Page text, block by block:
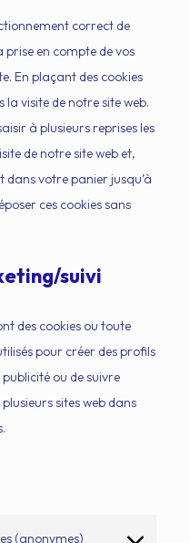
correct de
prise en compte de vos
En plaçant des cookies
visite de notre site web.
à plusieurs reprises les
de notre site web et,
dans votre panier jusqu’à
ces cookies sans
suivi
des cookies ou toute
pour créer des profils
ou de suivre
sites web dans
(anonymes)